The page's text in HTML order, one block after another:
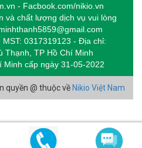
- Facbook.com/nikio.vn
và chất lượng dịch vụ vui lòng
0317319123 - Địa chỉ:
Thạnh, TP Hồ Chí Minh
Minh cấp ngày 31-05-2022
quyền @ thuộc về Nikio Việt Nam